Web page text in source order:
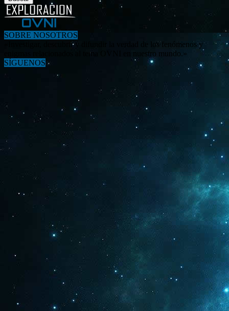
SOBRE NOSOTROS
«Investigar, descubrir y difundir la verdad de los fenómenos y
enigmas relacionados al tema OVNI en nuestro mundo.»
SÍGUENOS